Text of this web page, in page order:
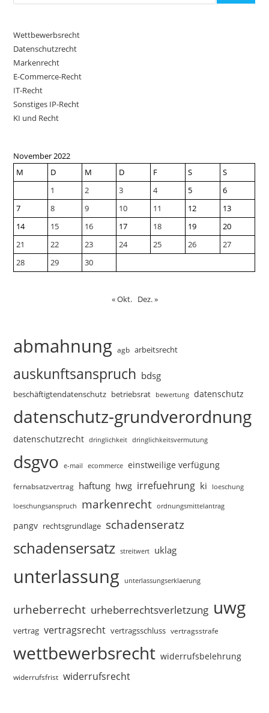
Wettbewerbsrecht
Datenschutzrecht
Markenrecht
E-Commerce-Recht
IT-Recht
Sonstiges IP-Recht
KI und Recht
November 2022
M
D M D F S
S
1
2 3 4 5
6
7
8 9 10 11 12
13
14
15 16 17 18 19
20
21
22 23 24 25 26
27
28
29 30
« Okt. Dez. »
abmahnung agb arbeitsrecht
auskunftsanspruch bdsg
beschäftigtendatenschutz betriebsrat bewertung datenschutz
datenschutz-grundverordnung
datenschutzrecht dringlichkeit dringlichkeitsvermutung
dsgvo e-mail ecommerce einstweilige verfügung
fernabsatzvertrag haftung hwg irrefuehrung ki loeschung
loeschungsanspruch markenrecht ordnungsmittelantrag
pangv rechtsgrundlage schadenseratz
schadensersatz streitwert uklag
unterlassung unterlassungserklaerung
urheberrecht urheberrechtsverletzung uwg
vertrag vertragsrecht vertragsschluss vertragsstrafe
wettbewerbsrecht widerrufsbelehrung
widerrufsfrist widerrufsrecht